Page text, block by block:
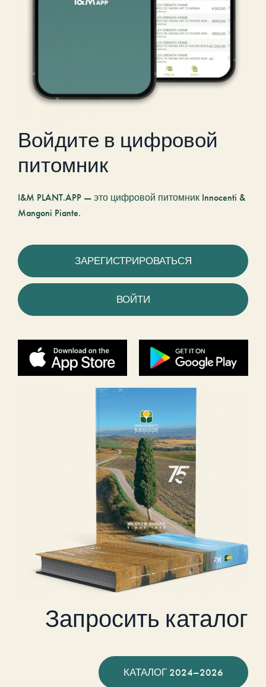
Войдите в цифровой
питомник
I&M PLANT.APP — это цифровой питомник Innocenti &
Mangoni Piante.
ЗАРЕГИСТРИРОВАТЬСЯ
ВОЙТИ
Запросить каталог
КАТАЛОГ 2024–2026